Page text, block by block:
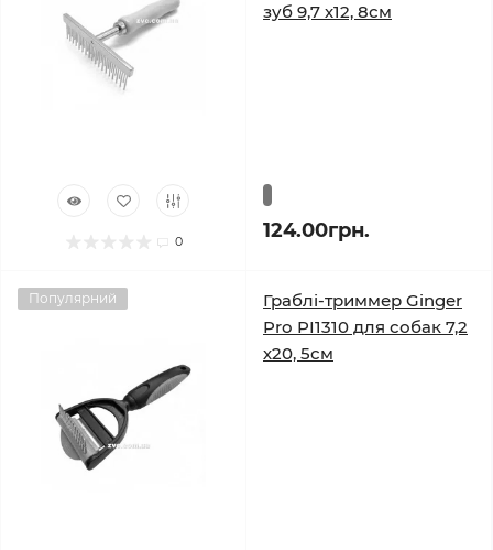
0
зуб 9,7 х12, 8см
124.00грн.
Популярний
Граблі-триммер Ginger
Pro PI1310 для собак 7,2
х20, 5см